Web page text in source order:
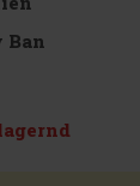
Ban